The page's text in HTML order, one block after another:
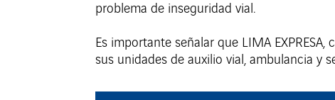
problema de inseguridad vial.
Es importante señalar que LIMA
sus unidades de auxilio vial, ambulancia y